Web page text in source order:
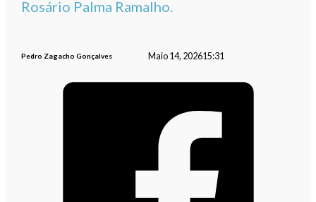
Rosário Palma Ramalho.
Pedro Zagacho Gonçalves Maio 14, 202615:31